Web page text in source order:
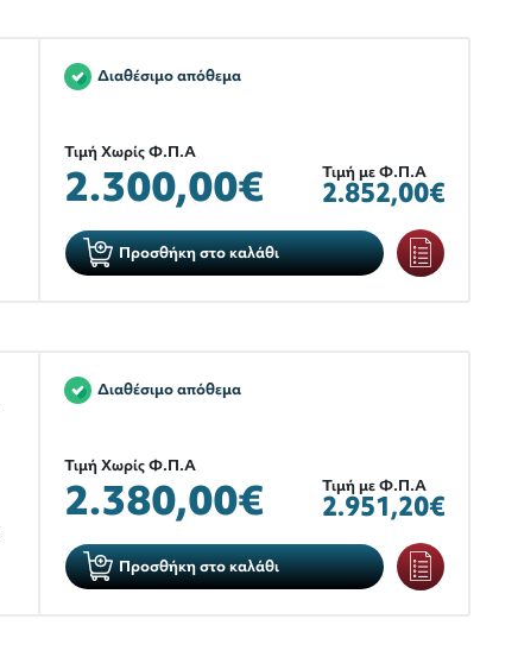
Διαθέσιμο απόθεμα
Τιμή Χωρίς Φ.Π.Α
2.300,00€ Τιμή με Φ.Π.Α
2.852,00€
Προσθήκη στο καλάθι
Διαθέσιμο απόθεμα
Τιμή Χωρίς Φ.Π.Α
2.380,00€ Τιμή με Φ.Π.Α
2.951,20€
Προσθήκη στο καλάθι